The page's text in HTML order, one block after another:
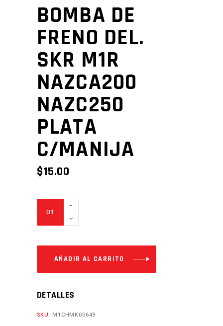
BOMBA DE
FRENO DEL.
SKR M1R
NAZCA200
NAZC250
PLATA
C/MANIJA
$15.00
DEL.
M1R
NAZC250
PLATA
AÑADIR AL CARRITO
DETALLES
SKU: M1CHMK00649